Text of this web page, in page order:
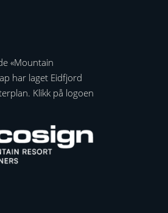
«Mountain
har laget Eidfjord
Klikk på logoen